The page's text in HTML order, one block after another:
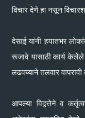
विचार देणे हा नसून
देसाई यांनी हयातभर
रूजावे यासाठी कार्य केलेेले
लढवय्याने तलवार वापरावी
आपल्या विद्वत्तेने व